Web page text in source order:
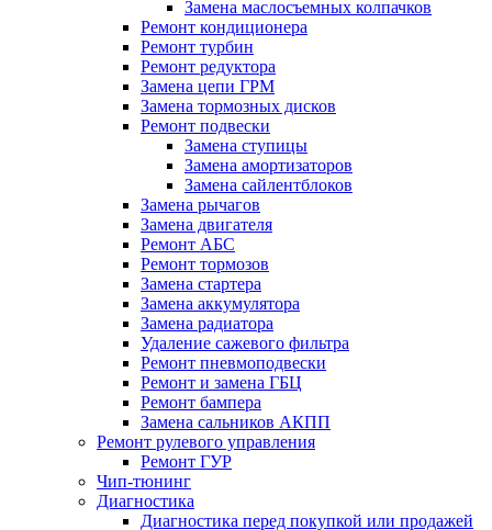
Замена маслосъемных колпачков
Ремонт кондиционера
Ремонт турбин
Ремонт редуктора
Замена цепи ГРМ
Замена тормозных дисков
Ремонт подвески
Замена ступицы
Замена амортизаторов
Замена сайлентблоков
Замена рычагов
Замена двигателя
Ремонт АБС
Ремонт тормозов
Замена стартера
Замена аккумулятора
Замена радиатора
Удаление сажевого фильтра
Ремонт пневмоподвески
Ремонт и замена ГБЦ
Ремонт бампера
Замена сальников АКПП
Ремонт рулевого управления
Ремонт ГУР
Чип-тюнинг
Диагностика
Диагностика перед покупкой или продажей